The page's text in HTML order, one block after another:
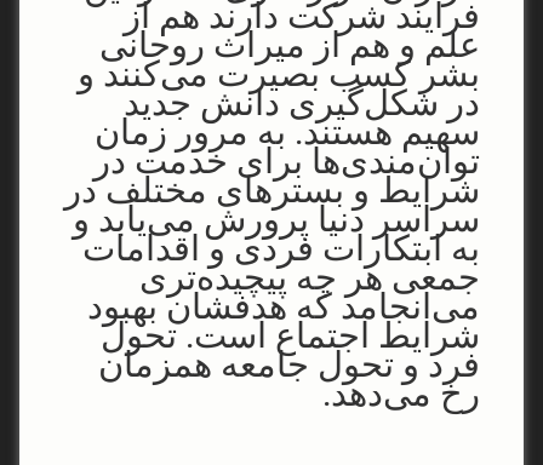
فرآیند شرکت دارند هم از
علم و هم از میراث روحانی
بشر کسب بصیرت می‌کنند و
در شکل‌گیری دانش جدید
سهیم هستند. به مرور زمان
توان‌مندی‌ها برای خدمت در
شرایط و بسترهای مختلف در
سراسر دنیا پرورش می‌یابد و
به ابتکارات فردی و اقدامات
جمعی هر چه پیچیده‌تری
می‌انجامد که هدفشان بهبود
شرایط اجتماع است. تحول
فرد و تحول جامعه همزمان
رخ می‌دهد.